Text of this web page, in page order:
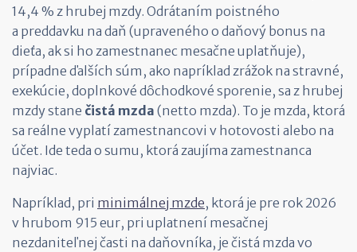
14,4 % z hrubej mzdy. Odrátaním poistného
a preddavku na daň (upraveného o daňový bonus na
dieťa, ak si ho zamestnanec mesačne uplatňuje),
prípadne ďalších súm, ako napríklad zrážok na stravné,
exekúcie, doplnkové dôchodkové sporenie, sa z hrubej
mzdy stane čistá mzda (netto mzda). To je mzda, ktorá
sa reálne vyplatí zamestnancovi v hotovosti alebo na
účet. Ide teda o sumu, ktorá zaujíma zamestnanca
najviac.
Napríklad, pri minimálnej mzde, ktorá je pre rok 2026
v hrubom 915 eur, pri uplatnení mesačnej
nezdaniteľnej časti na daňovníka, je čistá mzda vo